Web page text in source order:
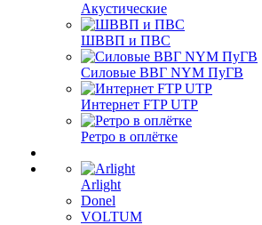
Акустические
ШВВП и ПВС
Силовые ВВГ NYM ПуГВ
Интернет FTP UTP
Ретро в оплётке
Arlight
Donel
VOLTUM